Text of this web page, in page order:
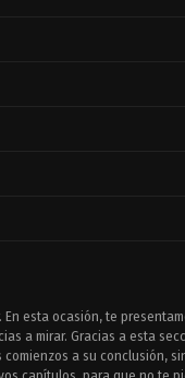
esta ocasión, te
a mirar. Gracias a esta
a su conclusión,